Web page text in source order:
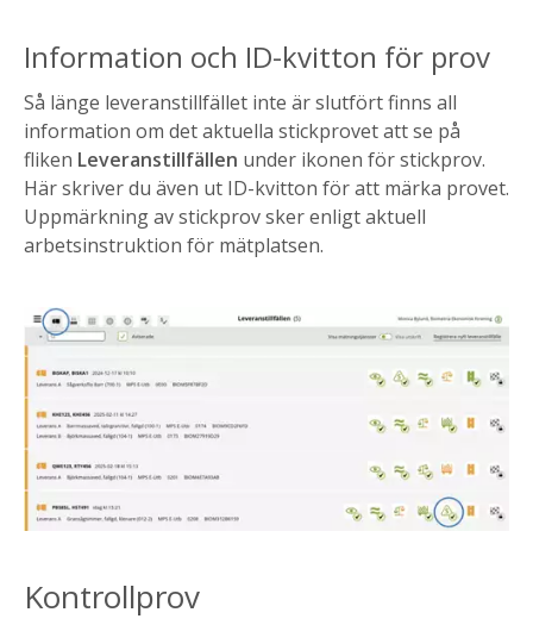
Information och ID-kvitton för prov
Så länge leveranstillfället inte är slutfört finns all
information om det aktuella stickprovet att se på
fliken Leveranstillfällen under ikonen för stickprov.
Här skriver du även ut ID-kvitton för att märka provet.
Uppmärkning av stickprov sker enligt aktuell
arbetsinstruktion för mätplatsen.
Kontrollprov